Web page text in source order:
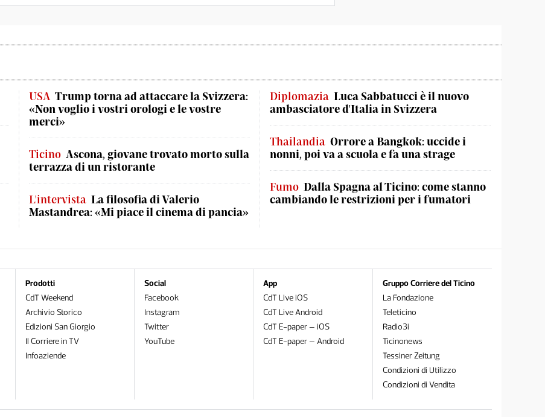
USA Trump torna ad attaccare la Svizzera:
«Non voglio i vostri orologi e le vostre
merci»
Ticino Ascona, giovane trovato morto sulla
terrazza di un ristorante
L'intervista La filosofia di Valerio
Mastandrea: «Mi piace il cinema di pancia»
Diplomazia Luca Sabbatucci è il nuovo
ambasciatore d'Italia in Svizzera
Thailandia Orrore a Bangkok: uccide i
nonni, poi va a scuola e fa una strage
Fumo Dalla Spagna al Ticino: come stanno
cambiando le restrizioni per i fumatori
Prodotti
CdT Weekend
Archivio Storico
Edizioni San Giorgio
Il Corriere in TV
Infoaziende
Social
Facebook
Instagram
Twitter
YouTube
App
CdT Live iOS
CdT Live Android
CdT E-paper – iOS
CdT E-paper – Android
Gruppo Corriere del Ticino
La Fondazione
Teleticino
Radio3i
Ticinonews
Tessiner Zeitung
Condizioni di Utilizzo
Condizioni di Vendita